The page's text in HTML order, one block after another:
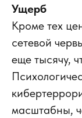
Ущерб
Кроме тех
сетевой
еще тысячу,
масштабны,